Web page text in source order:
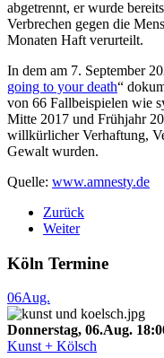
abgetrennt, er wurde
Verbrechen gegen die
Monaten Haft verurteilt.
In dem am 7. September
going to your death“
von 66 Fallbeispielen wie
Mitte 2017 und Frühjahr
willkürlicher Verhaftung,
Gewalt wurden.
Quelle: www.amnesty.de
In dem am 7. September
veröffentlichten Bericht „You
dokumentiert Amnesty
International anhand von 66
Fallbeispielen wie syrische
Rückkehrer_innen zwischen
Mitte 2017 und Frühjahr
Opfer von Folter,
Verhaftung,
sexualisierter Gewalt wurden.
Wir freuen uns, wenn Sie uns
taggen:
(Twitter)und
@amnestydeutschland
(Instagram).
Zurück
Weiter
Köln Termine
06Aug.
Donnerstag, 06.Aug.
Kunst + Kölsch